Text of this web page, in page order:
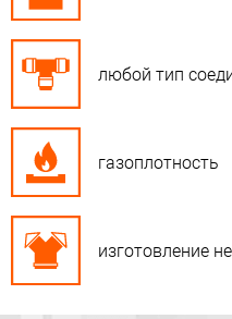
любой тип
газоплотность
изготовление